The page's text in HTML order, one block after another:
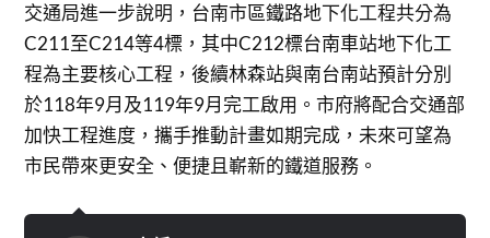
交通局進一步說明，台南市區鐵路地下化工程共分為
C211至C214等4標，其中C212標台南車站地下化工
程為主要核心工程，後續林森站與南台南站預計分別
於118年9月及119年9月完工啟用。市府將配合交通部
加快工程進度，攜手推動計畫如期完成，未來可望為
市民帶來更安全、便捷且嶄新的鐵道服務。